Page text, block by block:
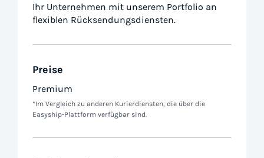
Ihr Unternehmen mit unserem Portfolio an
flexiblen Rücksendungsdiensten.
Preise
Premium
*Im Vergleich zu anderen Kurierdiensten, die über die
Easyship-Plattform verfügbar sind.